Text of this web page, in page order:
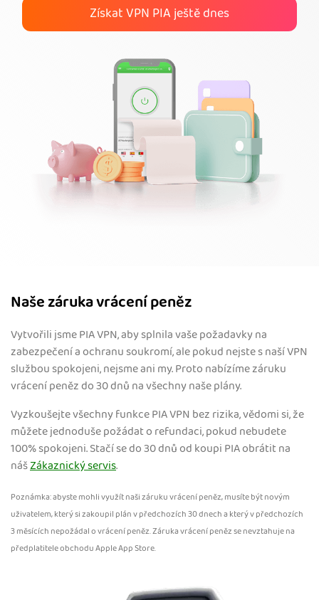
Získat VPN PIA
Získat VPN PIA ještě dnes
Naše záruka vrácení peněz
Vytvořili jsme PIA VPN, aby splnila vaše požadavky na
zabezpečení a ochranu soukromí, ale pokud nejste s naší VPN
službou spokojeni, nejsme ani my. Proto nabízíme záruku
vrácení peněz do 30 dnů na všechny naše plány.
Vyzkoušejte všechny funkce PIA VPN bez rizika, vědomi si, že
můžete jednoduše požádat o refundaci, pokud nebudete
100% spokojeni. Stačí se do 30 dnů od koupi PIA obrátit na
nášZákaznický servis.
Poznámka: abyste mohli využít naši záruku vrácení peněz, musíte být novým
uživatelem, který si zakoupil plán v předchozích 30 dnech a který v předchozích
3 měsících nepožádal o vrácení peněz. Záruka vrácení peněz se nevztahuje na
předplatitele obchodu Apple App Store.